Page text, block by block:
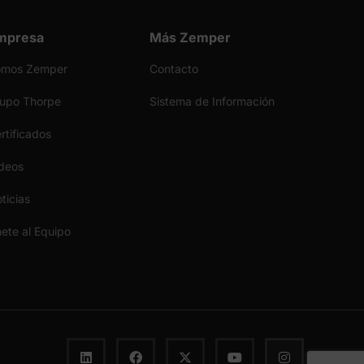
Zemper
Thorpe
al Equipo
Más Zemper
Contacto
Sistema de Información